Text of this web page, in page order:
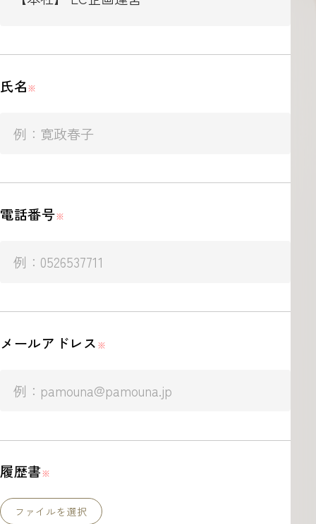
氏名※
電話番号※
メールアドレス ※
履歴書※
ファイルを選択